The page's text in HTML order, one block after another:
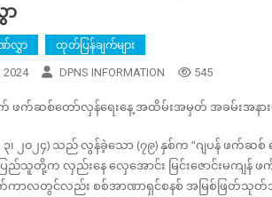
လွှာ ထုတ်ပြန်ချက်များ
2024 DPNS INFORMATION 545
ာက် ဖက်ဆစ်တော်လှန်ရေးနေ့ အထိမ်းအမှတ် အခမ်းအနာ
၃၊ ၂၀၂၄) သည် လွန်ခဲ့သော (၇၉) နှစ်က “ဂျပန် ဖက်ဆစ်
ပြည်သူတို့က လှည်းနေ လှေအောင်း မြင်းဇောင်းမက
က်ကာလတွင်လည်း စစ်အာဏာရှင်စနစ် အမြစ်ဖြတ်သု